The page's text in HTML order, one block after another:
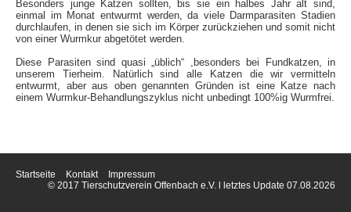
Besonders junge Katzen sollten, bis sie ein halbes Jahr alt sind,
einmal im Monat entwurmt werden, da viele Darmparasiten Stadien
durchlaufen, in denen sie sich im Körper zurückziehen und somit nicht
von einer Wurmkur abgetötet werden.
Diese Parasiten sind quasi „üblich“ ,besonders bei Fundkatzen, in
unserem Tierheim. Natürlich sind alle Katzen die wir vermitteln
entwurmt, aber aus oben genannten Gründen ist eine Katze nach
einem Wurmkur-Behandlungszyklus nicht unbedingt 100%ig Wurmfrei.
Startseite Kontakt
Impressum
© 2017 Tierschutzverein Offenbach e.V. l letztes Update 07.08.2026